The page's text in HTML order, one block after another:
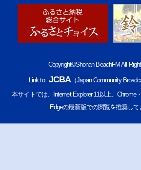
Copyright©Shonan BeachFM All
Link to JCBA （Japan Community
本サイトでは、Internet Explorer 11以上、Chrome
Edgeの最新版での閲覧を推奨して